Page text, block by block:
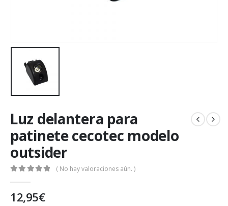
Luz delantera para
patinete cecotec modelo
outsider
( No hay valoraciones aún. )
12,95€